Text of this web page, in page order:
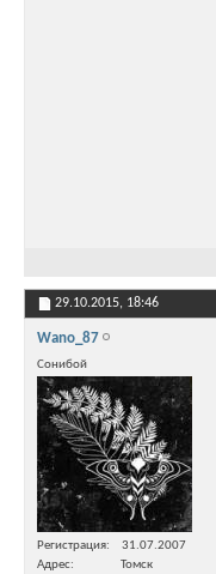
29.10.2015, 18:46
Wano_87
Сонибой
Регистрация
31.07.2007
Адрес
Томск